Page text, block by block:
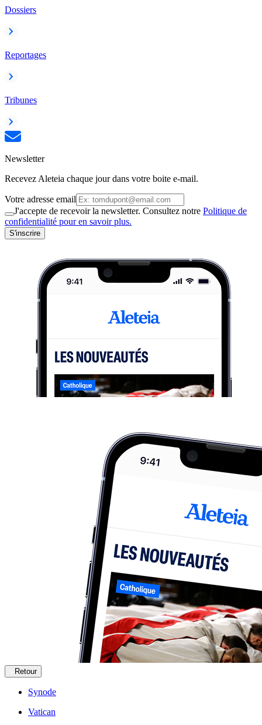
Dossiers
Reportages
Tribunes
Newsletter
Recevez Aleteia chaque jour dans votre boite e-mail.
Votre adresse email
J'accepte de recevoir la newsletter. Consultez notre Politique de
confidentialité pour en savoir plus.
S'inscrire
Retour
Synode
Vatican